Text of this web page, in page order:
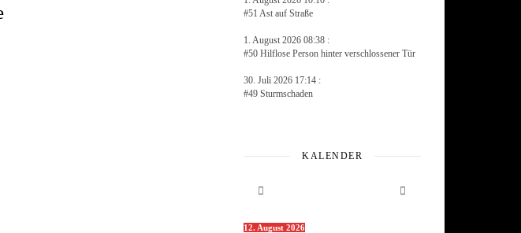
#51 Ast auf Straße
1. August 2026 08:38 :
#50 Hilflose Person hinter verschlossener Tür
30. Juli 2026 17:14 :
#49 Sturmschaden
KALENDER
12. August 2026